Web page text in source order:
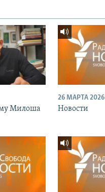
Милоша
26 МАРТА 2026
Новости